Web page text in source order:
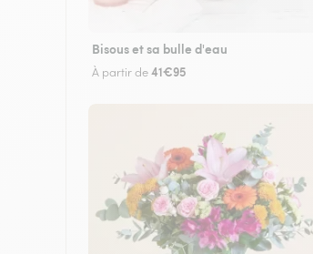
Bisous et sa bulle d'eau
À partir de41€95